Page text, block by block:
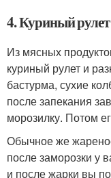
4. Куриный
Из мясных
куриный рулет и
бастурма, сухие
после запекания
морозилку. Потом
Обычное же
после заморозки у
и после жарки вы